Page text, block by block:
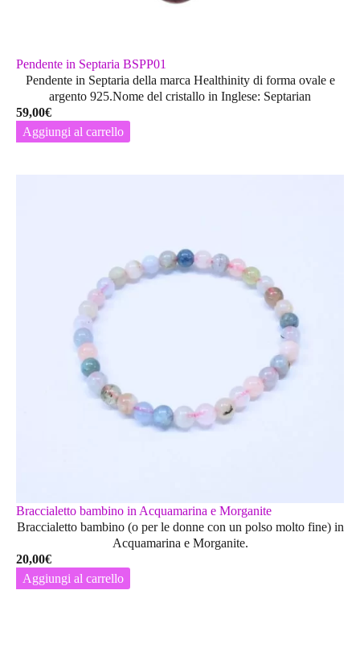
Pendente in Septaria BSPP01
Pendente in Septaria della marca Healthinity di forma ovale e
argento 925.Nome del cristallo in Inglese: Septarian
59,00€
Aggiungi al carrello
Braccialetto bambino in Acquamarina e Morganite
Braccialetto bambino (o per le donne con un polso molto fine) in
Acquamarina e Morganite.
20,00€
Aggiungi al carrello